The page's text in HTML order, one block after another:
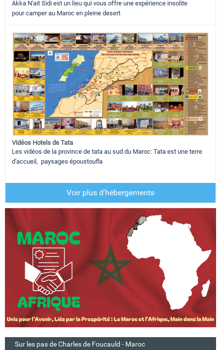
Akka N'ait Sidi est un lieu qui vous offre une expérience insolite
pour camper au Maroc en pleine desert
Vidéos Hotels de Tata
Les vidéos de la province de tata au sud du Maroc: Tata est une terre
d'accueil, paysages époustoufla
Voir plus d'hébergements
Sur les pas de Charles de Foucauld - Maroc